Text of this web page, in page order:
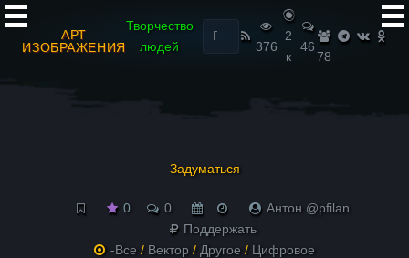
АРТ
ИЗОБРАЖЕНИЯ
Творчество
людей
Найти:
376
2
к
46
78
Задуматься
0 0
Антон @pfilan
Поддержать
-Все / Вектор / Другое / Цифровое